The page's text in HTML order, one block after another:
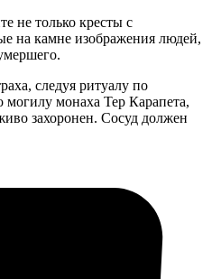
не только кресты с
на камне изображения людей,
следуя ритуалу по
могилу монаха Тер Карапета,
захоронен. Сосуд должен